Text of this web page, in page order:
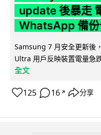
update 後暴走
WhatsApp 備份
Samsung 7 月安全更新後
Ultra 用戶反映裝置電量急
全文
125 16 ↗ 分享